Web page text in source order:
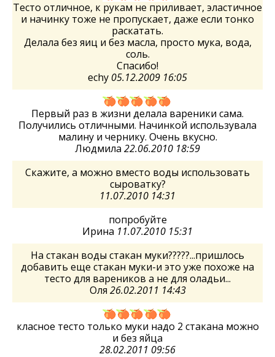
Тесто отличное, к рукам не приливает, эластичное
и начинку тоже не пропускает, даже если тонко
раскатать.
Делала без яиц и без масла, просто мука, вода,
соль.
Спасибо!
echy 05.12.2009 16:05
Первый раз в жизни делала вареники сама.
Получились отличными. Начинкой использувала
малину и чернику. Очень вкусно.
Людмила 22.06.2010 18:59
Скажите, а можно вместо воды использовать
сыроватку?
11.07.2010 14:31
попробуйте
Ирина 11.07.2010 15:31
На стакан воды стакан муки?????...пришлось
добавить еще стакан муки-и это уже похоже на
тесто для вареников а не для оладьи...
Оля 26.02.2011 14:43
класное тесто только муки надо 2 стакана можно
и без яйца
28.02.2011 09:56